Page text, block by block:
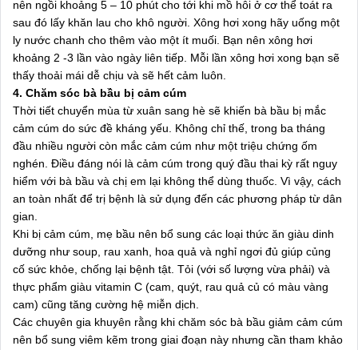
nên ngồi khoảng 5 – 10 phút cho tới khi mồ hôi ở cơ thể toát ra
sau đó lấy khăn lau cho khô người. Xông hơi xong hãy uống một
ly nước chanh cho thêm vào một ít muối. Bạn nên xông hơi
khoảng 2 -3 lần vào ngày liên tiếp. Mỗi lần xông hơi xong bạn sẽ
thấy thoải mái dễ chịu và sẽ hết cảm luôn.
4. Chăm sóc bà bầu bị cảm cúm
Thời tiết chuyển mùa từ xuân sang hè sẽ khiến bà bầu bị mắc
cảm cúm do sức đề kháng yếu. Không chỉ thế, trong ba tháng
đầu nhiều người còn mắc cảm cúm như một triệu chứng ốm
nghén. Điều đáng nói là cảm cúm trong quý đầu thai kỳ rất nguy
hiểm với bà bầu và chị em lại không thể dùng thuốc. Vì vậy, cách
an toàn nhất để trị bệnh là sử dụng đến các phương pháp từ dân
gian.
Khi bị cảm cúm, mẹ bầu nên bổ sung các loại thức ăn giàu dinh
dưỡng như soup, rau xanh, hoa quả và nghỉ ngơi đủ giúp củng
cố sức khỏe, chống lại bệnh tật. Tỏi (với số lượng vừa phải) và
thực phẩm giàu vitamin C (cam, quýt, rau quả củ có màu vàng
cam) cũng tăng cường hệ miễn dịch.
Các chuyên gia khuyên rằng khi chăm sóc bà bầu giảm cảm cúm
nên bổ sung viêm kẽm trong giai đoạn này nhưng cần tham khảo